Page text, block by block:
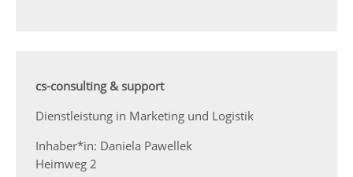
cs-consulting & support
Dienstleistung in Marketing und Logistik
Inhaber*in: Daniela Pawellek
Heimweg 2